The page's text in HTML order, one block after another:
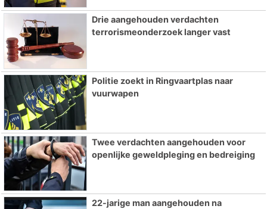
Drie aangehouden verdachten
terrorismeonderzoek langer vast
Politie zoekt in Ringvaartplas naar
vuurwapen
Twee verdachten aangehouden voor
openlijke geweldpleging en bedreiging
22-jarige man aangehouden na